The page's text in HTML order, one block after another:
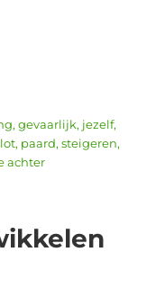
,gevaarlijk, jezelf,
, paard,steigeren,
achterop
in